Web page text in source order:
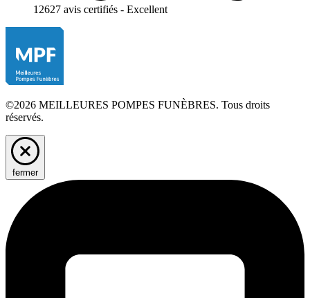
12627 avis certifiés - Excellent
©2026 MEILLEURES POMPES FUNÈBRES. Tous droits
réservés.
fermer